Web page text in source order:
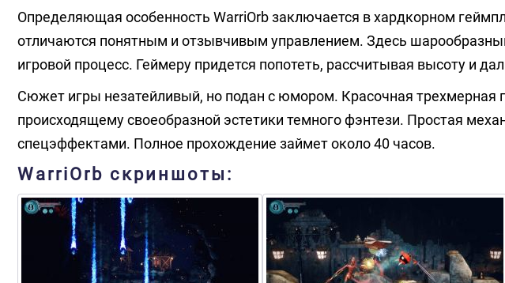
Определяющая особенность WarriOrb заключается в хардкорном
отличаются понятным и отзывчивым управлением. Здесь
игровой процесс. Геймеру придется попотеть, рассчитывая высоту и
Сюжет игры незатейливый, но подан с юмором. Красочная трехмерная
происходящему своеобразной эстетики темного фэнтези. Простая
спецэффектами. Полное прохождение займет около 40 часов.
WarriOrb скриншоты: